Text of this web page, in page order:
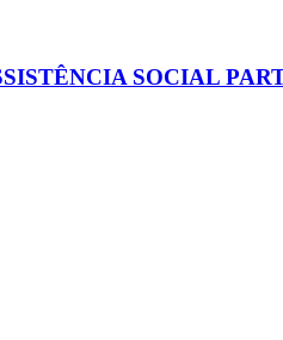
SOCIAL